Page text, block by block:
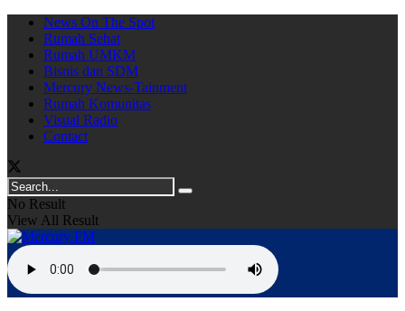
News On The Spot
Rumah Sehat
Rumah UMKM
Bisnis dan SDM
Mercury News-Tainment
Rumah Komunitas
Visual Radio
Contact
No Result
View All Result